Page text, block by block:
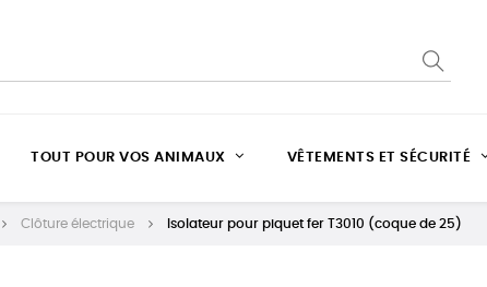
TOUT POUR VOS ANIMAUX VÊTEMENTS ET SÉCURITÉ
Clôture électrique Isolateur pour piquet fer T3010 (coque de 25)